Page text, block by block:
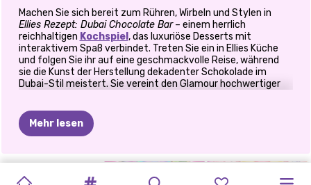
Machen Sie sich bereit zum Rühren, Wirbeln und Stylen in
Ellies Rezept: Dubai Chocolate Bar– einem herrlich
reichhaltigen Kochspiel , das luxuriöse Desserts mit
interaktivem Spaß verbindet. Treten Sie ein in Ellies Küche
und folgen Sie ihr auf eine geschmackvolle Reise, während
sie die Kunst der Herstellung dekadenter Schokolade im
Dubai-Stil meistert. Sie vereint den Glamour hochwertiger
charmanten Anzieh- und Kochspiel begleiten Sie Ellie – eine
ehrgeizige junge Köchin – bei der Zubereitung einiger wirklich
und kein gewöhnliches Dessert. Und Sie? Sie werden sie
Schritt für Schritt von Grund auf zubereiten.
Mehr lesen
MAMAS
KOCHEN
KITTYS BESTIES: